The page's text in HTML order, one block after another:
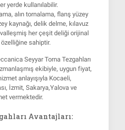
yerde kullanılabilir.
alın tornalama, flanş yüzey
kaynağı, delik delme, kılavuz
her çeşit deliği orijinal
sahiptir.
Seyyar Torna Tezgahları
ekibiyle, uygun fiyat,
anlayışıyla Kocaeli,
İzmit, Sakarya,Yalova ve
vermektedir.
Avantajları: